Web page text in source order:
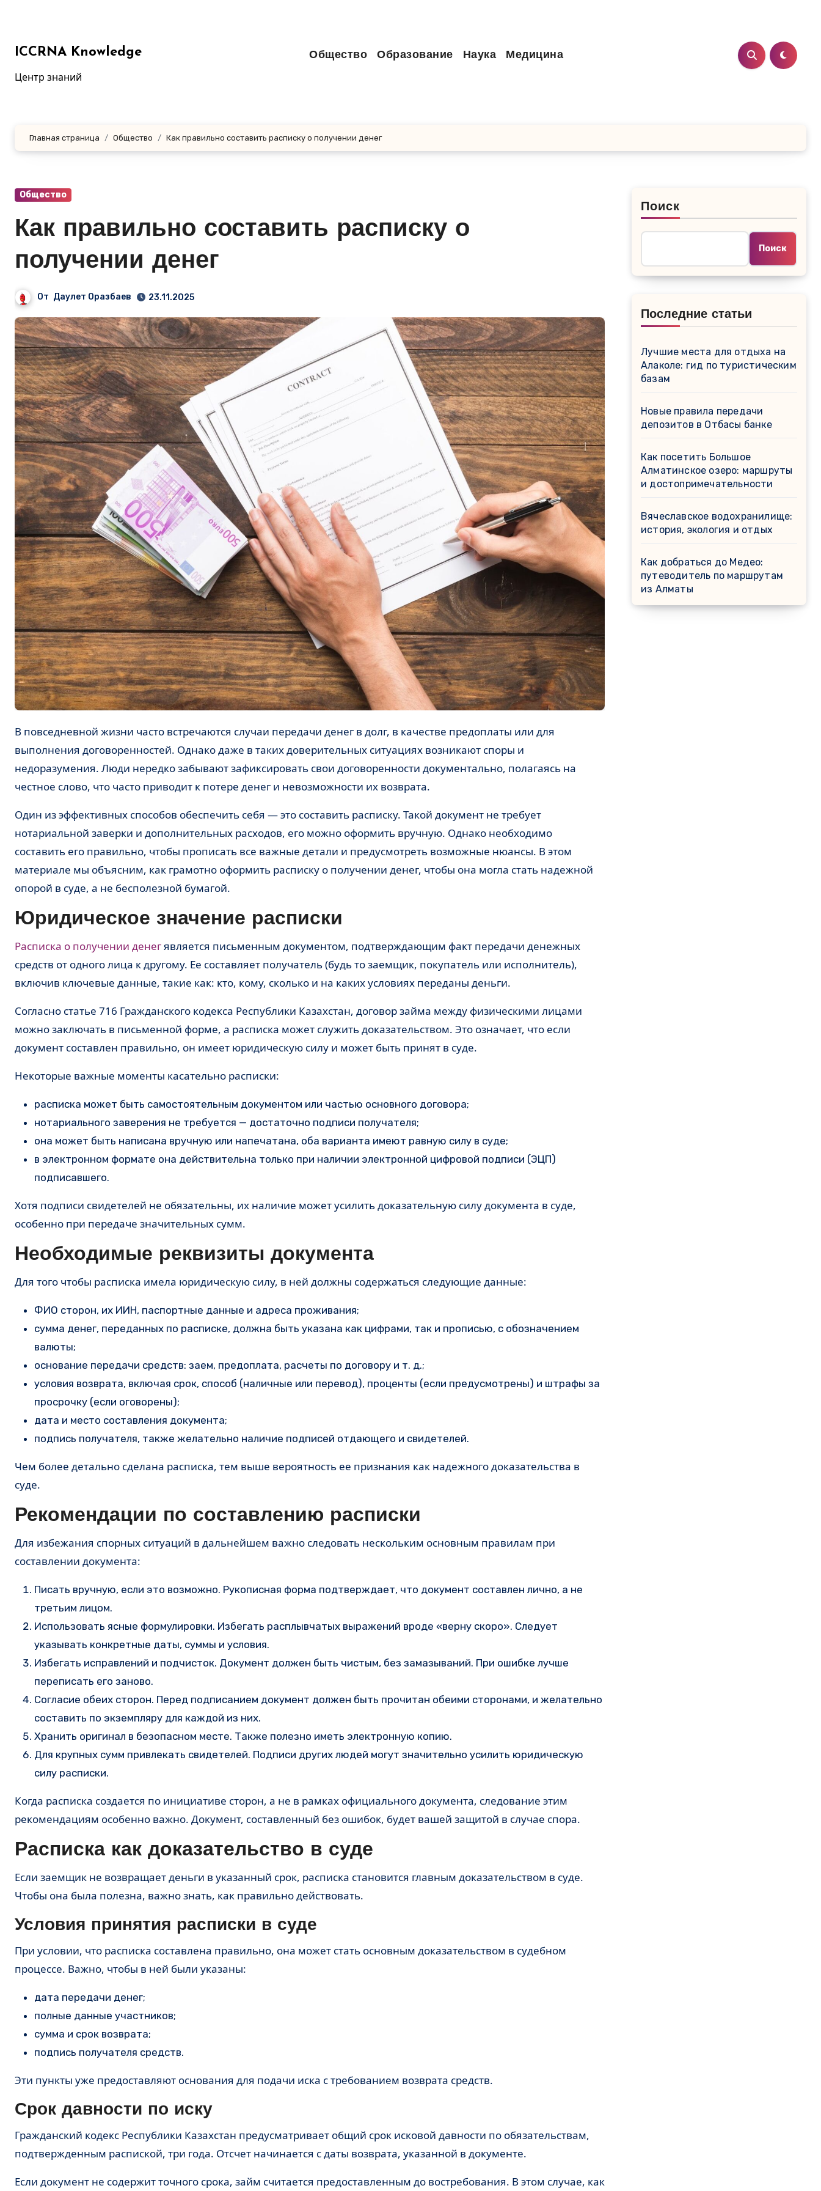
ICCRNA Knowledge
Центр знаний
Общество Образование Наука Медицина
Главная страница Общество Как правильно составить расписку о получении денег
Общество
Как правильно составить расписку о
получении денег
От Даулет Оразбаев 23.11.2025
В повседневной жизни часто встречаются случаи передачи денег в долг, в качестве предоплаты или для
выполнения договоренностей. Однако даже в таких доверительных ситуациях возникают споры и
недоразумения. Люди нередко забывают зафиксировать свои договоренности документально, полагаясь на
честное слово, что часто приводит к потере денег и невозможности их возврата.
Один из эффективных способов обеспечить себя — это составить расписку. Такой документ не требует
нотариальной заверки и дополнительных расходов, его можно оформить вручную. Однако необходимо
составить его правильно, чтобы прописать все важные детали и предусмотреть возможные нюансы. В этом
материале мы объясним, как грамотно оформить расписку о получении денег, чтобы она могла стать надежной
опорой в суде, а не бесполезной бумагой.
Юридическое значение расписки
Расписка о получении денегявляется письменным документом, подтверждающим факт передачи денежных
средств от одного лица к другому. Ее составляет получатель (будь то заемщик, покупатель или исполнитель),
включив ключевые данные, такие как: кто, кому, сколько и на каких условиях переданы деньги.
Согласно статье 716 Гражданского кодекса Республики Казахстан, договор займа между физическими лицами
можно заключать в письменной форме, а расписка может служить доказательством. Это означает, что если
документ составлен правильно, он имеет юридическую силу и может быть принят в суде.
Некоторые важные моменты касательно расписки:
расписка может быть самостоятельным документом или частью основного договора;
нотариального заверения не требуется — достаточно подписи получателя;
она может быть написана вручную или напечатана, оба варианта имеют равную силу в суде;
в электронном формате она действительна только при наличии электронной цифровой подписи (ЭЦП)
подписавшего.
Хотя подписи свидетелей не обязательны, их наличие может усилить доказательную силу документа в суде,
особенно при передаче значительных сумм.
Необходимые реквизиты документа
Для того чтобы расписка имела юридическую силу, в ней должны содержаться следующие данные:
ФИО сторон, их ИИН, паспортные данные и адреса проживания;
сумма денег, переданных по расписке, должна быть указана как цифрами, так и прописью, с обозначением
валюты;
основание передачи средств: заем, предоплата, расчеты по договору и т. д.;
условия возврата, включая срок, способ (наличные или перевод), проценты (если предусмотрены) и штрафы за
просрочку (если оговорены);
дата и место составления документа;
подпись получателя, также желательно наличие подписей отдающего и свидетелей.
Чем более детально сделана расписка, тем выше вероятность ее признания как надежного доказательства в
суде.
Рекомендации по составлению расписки
Для избежания спорных ситуаций в дальнейшем важно следовать нескольким основным правилам при
составлении документа:
Писать вручную, если это возможно. Рукописная форма подтверждает, что документ составлен лично, а не
третьим лицом.
Использовать ясные формулировки. Избегать расплывчатых выражений вроде «верну скоро». Следует
указывать конкретные даты, суммы и условия.
Избегать исправлений и подчисток. Документ должен быть чистым, без замазываний. При ошибке лучше
переписать его заново.
Согласие обеих сторон. Перед подписанием документ должен быть прочитан обеими сторонами, и желательно
составить по экземпляру для каждой из них.
Хранить оригинал в безопасном месте. Также полезно иметь электронную копию.
Для крупных сумм привлекать свидетелей. Подписи других людей могут значительно усилить юридическую
силу расписки.
Когда расписка создается по инициативе сторон, а не в рамках официального документа, следование этим
рекомендациям особенно важно. Документ, составленный без ошибок, будет вашей защитой в случае спора.
Расписка как доказательство в суде
Если заемщик не возвращает деньги в указанный срок, расписка становится главным доказательством в суде.
Чтобы она была полезна, важно знать, как правильно действовать.
Условия принятия расписки в суде
При условии, что расписка составлена правильно, она может стать основным доказательством в судебном
процессе. Важно, чтобы в ней были указаны:
дата передачи денег;
полные данные участников;
сумма и срок возврата;
подпись получателя средств.
Эти пункты уже предоставляют основания для подачи иска с требованием возврата средств.
Срок давности по иску
Гражданский кодекс Республики Казахстан предусматривает общий срок исковой давности по обязательствам,
подтвержденным распиской, три года. Отсчет начинается с даты возврата, указанной в документе.
Если документ не содержит точного срока, займ считается предоставленным до востребования. В этом случае, как
Поиск
Поиск
Последние статьи
Лучшие места для отдыха на
Алаколе: гид по туристическим
базам
Новые правила передачи
депозитов в Отбасы банке
Как посетить Большое
Алматинское озеро: маршруты
и достопримечательности
Вячеславское водохранилище:
история, экология и отдых
Как добраться до Медео:
путеводитель по маршрутам
из Алматы